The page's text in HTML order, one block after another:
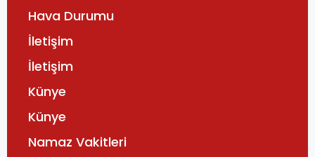
Hava Durumu
İletişim
İletişim
Künye
Künye
Namaz Vakitleri